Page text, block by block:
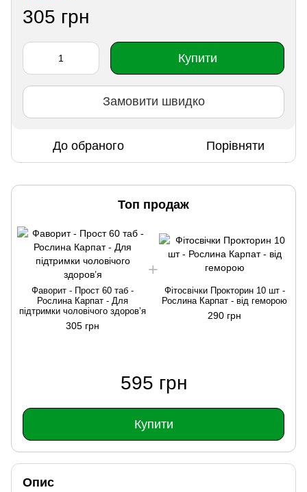
305 грн
Купити
Замовити швидко
До обраного Порівняти
Топ продаж
Фаворит - Прост 60 таб -
Рослина Карпат - Для
підтримки чоловічого здоров’я
305 грн
Фітосвічки Прокторин 10 шт -
Рослина Карпат - від геморою
290 грн
595 грн
Купити
Опис